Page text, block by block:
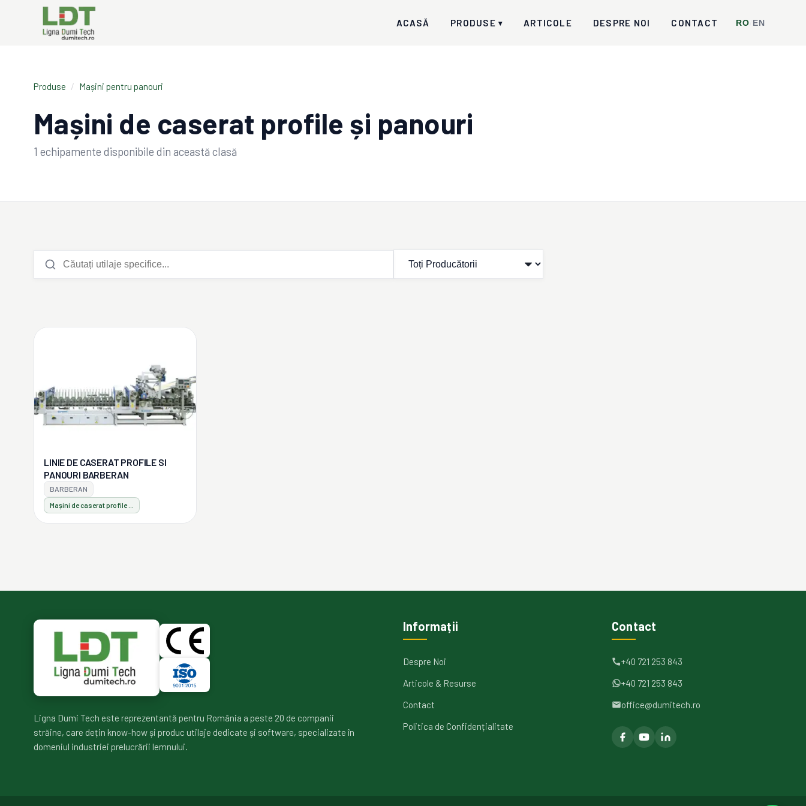
ACASĂ PRODUSE ▾ ARTICOLE DESPRE NOI CONTACT RO EN
Produse / Mașini pentru panouri
Mașini de caserat profile și panouri
1 echipamente disponibile din această clasă
LINIE DE CASERAT PROFILE SI
PANOURI BARBERAN
BARBERAN
Ligna Dumi Tech este reprezentantă pentru România a peste 20 de companii
străine, care dețin know-how și produc utilaje dedicate și software, specializate în
domeniul industriei prelucrării lemnului.
Informații
Despre Noi
Articole & Resurse
Contact
Politica de Confidențialitate
Contact
+40 721 253 843
+40 721 253 843
office@dumitech.ro